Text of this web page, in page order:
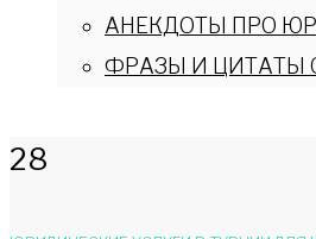
АНЕКДОТЫ ПРО
ФРАЗЫ И ЦИТАТЫ
28